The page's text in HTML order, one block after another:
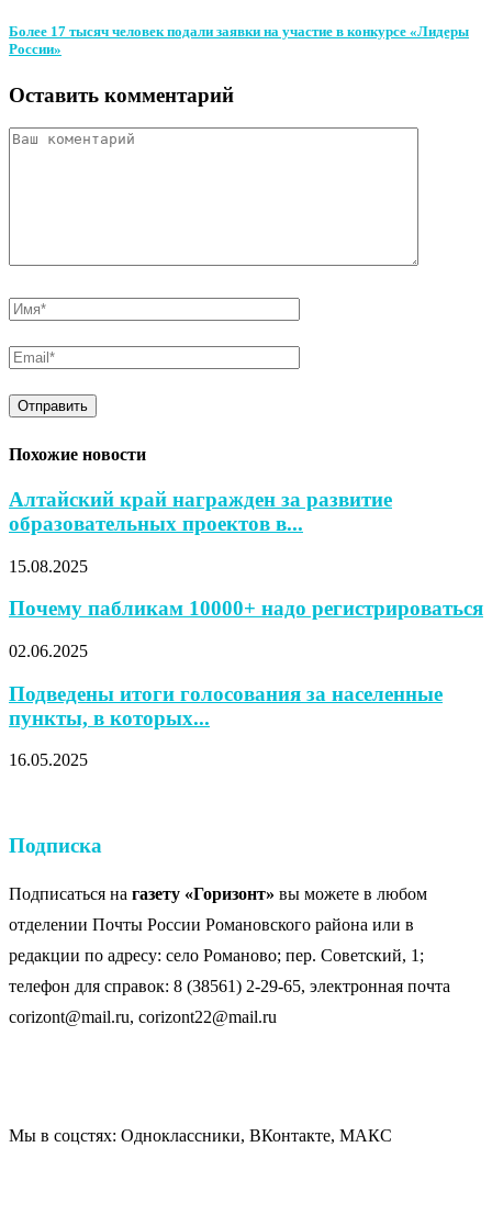
Более 17 тысяч человек подали заявки на участие в конкурсе «Лидеры
России»
Оставить комментарий
Похожие новости
Алтайский край награжден за развитие
образовательных проектов в...
15.08.2025
Почему пабликам 10000+ надо регистрироваться
02.06.2025
Подведены итоги голосования за населенные
пункты, в которых...
16.05.2025
Подписка
Подписаться на газету «Горизонт» вы можете в любом
отделении Почты России Романовского района или в
редакции по адресу: село Романово; пер. Советский, 1;
телефон для справок: 8 (38561) 2-29-65, электронная почта
corizont@mail.ru, corizont22@mail.ru
Мы в соцстях: Одноклассники, ВКонтакте, МАКС